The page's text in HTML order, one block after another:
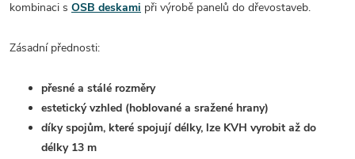
kombinaci s OSB deskami při výrobě panelů do dřevostaveb.
Zásadní přednosti:
přesné a stálé rozměry
estetický vzhled (hoblované a sražené hrany)
díky spojům, které spojují délky, lze KVH vyrobit až do
délky 13 m